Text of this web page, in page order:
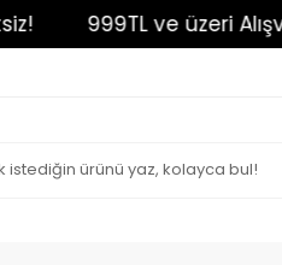
999TL ve üzeri